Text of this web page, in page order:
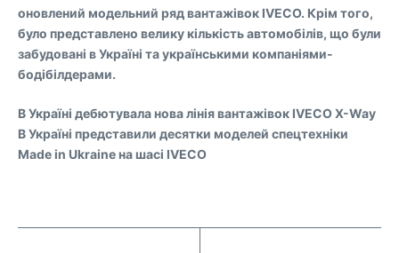
оновлений модельний ряд вантажівок IVECO. Крім того,
було представлено велику кількість автомобілів, що були
забудовані в Україні та українськими компаніями-
бодібілдерами.
В Україні дебютувала нова лінія вантажівок IVECO X-Way
В Україні представили десятки моделей спецтехніки
Made in Ukraine на шасі IVECO